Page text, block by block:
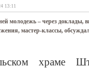
13:11
молодежь – через доклады,
мастер-классы,
храме